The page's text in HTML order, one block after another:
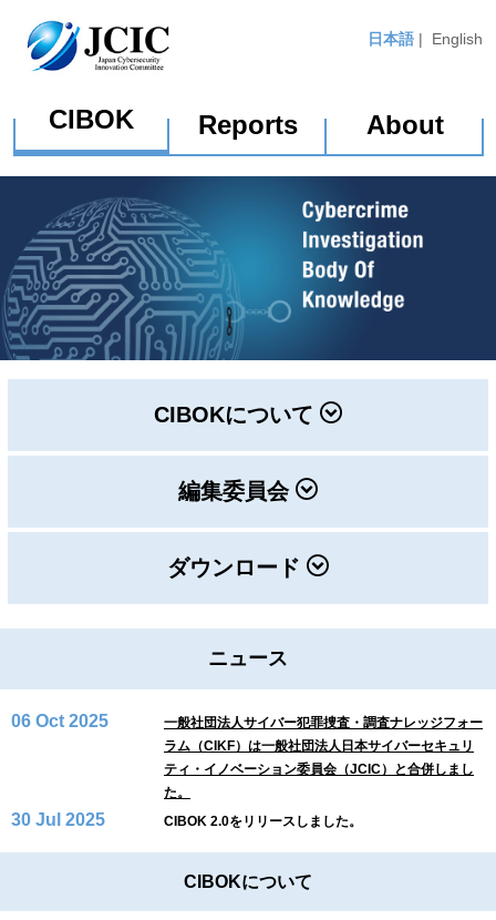
日本語 | English
CIBOK Reports About
CIBOKについて
編集委員会
ダウンロード
ニュース
06 Oct 2025
一般社団法人サイバー犯罪捜査・調査ナレッジフォー
ラム（CIKF）は一般社団法人日本サイバーセキュリ
ティ・イノベーション委員会（JCIC）と合併しまし
た。
30 Jul 2025 CIBOK 2.0をリリースしました。
CIBOKについて